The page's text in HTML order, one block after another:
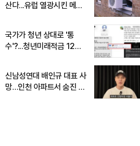
산다...유럽 열광시킨 메이
국가가 청년 상대로 '통
수'?...청년미래적금 12%
신남성연대 배인규 대표 사
망…인천 아파트서 숨진 채